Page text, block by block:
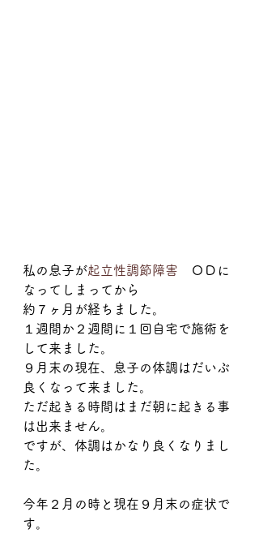
私の息子が起立性調節障害 ＯＤに
なってしまってから
約７ヶ月が経ちました。
１週間か２週間に１回自宅で施術を
して来ました。
９月末の現在、息子の体調はだいぶ
良くなって来ました。
ただ起きる時間はまだ朝に起きる事
は出来ません。
ですが、体調はかなり良くなりまし
た。
今年２月の時と現在９月末の症状で
す。